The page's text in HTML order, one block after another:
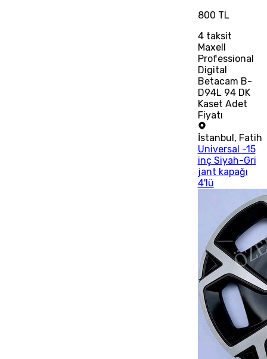
800 TL
4taksit
Maxell
Professional
Digital
Betacam B-
D94L 94 DK
Kaset Adet
Fiyatı
İstanbul , Fatih
Universal -15
inç Siyah-Gri
jant kapağı
4'lü